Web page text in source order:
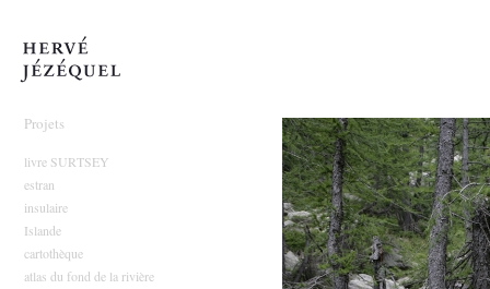
Projets
livre SURTSEY
estran
insulaire
Islande
cartothèque
atlas du fond de la rivière